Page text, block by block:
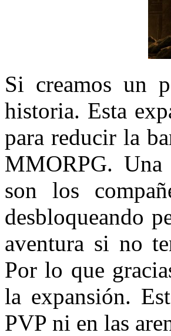
Si creamos un
historia. Esta
para reducir la
MMORPG. Una
son los
desbloqueando
aventura si no
Por lo que
la expansión.
PVP ni en las